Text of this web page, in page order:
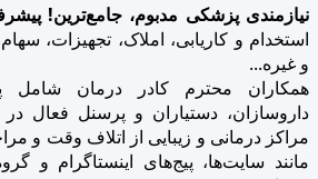
نیازمندی پزشکی مدبوم، جامع‌ترین!
استخدام و کاریابی، املاک، تجهیزات،
و غیره...
همکاران محترم کادر درمان شامل
داروسازان، دستیاران و پرسنل فعال در
مراکز درمانی و زیبایی از اتلاف وقت و
مانند سایت‌ها، پیج‌های اینستاگرام و